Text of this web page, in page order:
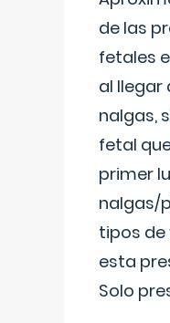
de las
fetales
al llegar
nalgas,
fetal
primer
nalgas/
tipos
esta
Solo